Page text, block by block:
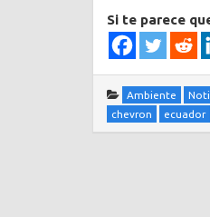
Si te parece
Ambiente
chevron ecuador